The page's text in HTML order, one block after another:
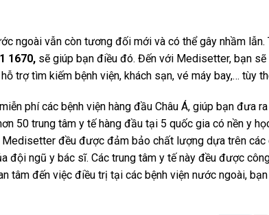
ngoài vẫn còn tương đối mới và có thể gây nhầm
1670,sẽ giúp bạn điều đó. Đến với Medisetter, bạn
trợ tìm kiếm bệnh viện, khách sạn, vé máy bay,… tùy
phí các bệnh viện hàng đầu Châu Á, giúp bạn đưa
50 trung tâm y tế hàng đầu tại 5 quốc gia có nền y
đều được đảm bảo chất lượng dựa trên các
đội ngũ y bác sĩ. Các trung tâm y tế này đều được
tâm đến việc điều trị tại các bệnh viện nước ngoài,